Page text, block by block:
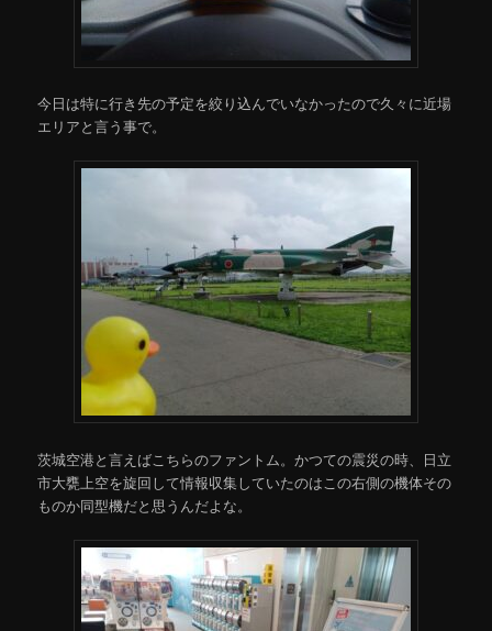
今日は特に行き先の予定を絞り込んでいなかったので久々に近場
エリアと言う事で。
茨城空港と言えばこちらのファントム。かつての震災の時、日立
市大甕上空を旋回して情報収集していたのはこの右側の機体その
ものか同型機だと思うんだよな。